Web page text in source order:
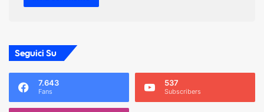
Seguici Su
7.643
Fans
537
Subscribers